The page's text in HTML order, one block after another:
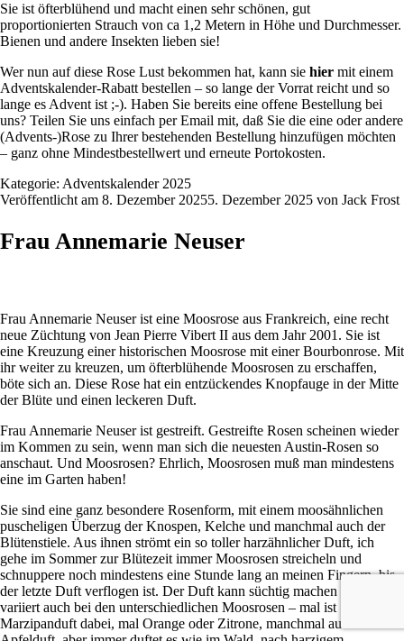
Sie ist öfterblühend und macht einen sehr schönen, gut
proportionierten Strauch von ca 1,2 Metern in Höhe und Durchmesser.
Bienen und andere Insekten lieben sie!
Wer nun auf diese Rose Lust bekommen hat, kann sie hier mit einem
Adventskalender-Rabatt bestellen – so lange der Vorrat reicht und so
lange es Advent ist ;-). Haben Sie bereits eine offene Bestellung bei
uns? Teilen Sie uns einfach per Email mit, daß Sie die eine oder andere
(Advents-)Rose zu Ihrer bestehenden Bestellung hinzufügen möchten
– ganz ohne Mindestbestellwert und erneute Portokosten.
Kategorie: Adventskalender 2025
Veröffentlicht am 8. Dezember 20255. Dezember 2025 von Jack Frost
Frau Annemarie Neuser
Frau Annemarie Neuser ist eine Moosrose aus Frankreich, eine recht
neue Züchtung von Jean Pierre Vibert II aus dem Jahr 2001. Sie ist
eine Kreuzung einer historischen Moosrose mit einer Bourbonrose. Mit
ihr weiter zu kreuzen, um öfterblühende Moosrosen zu erschaffen,
böte sich an. Diese Rose hat ein entzückendes Knopfauge in der Mitte
der Blüte und einen leckeren Duft.
Frau Annemarie Neuser ist gestreift. Gestreifte Rosen scheinen wieder
im Kommen zu sein, wenn man sich die neuesten Austin-Rosen so
anschaut. Und Moosrosen? Ehrlich, Moosrosen muß man mindestens
eine im Garten haben!
Sie sind eine ganz besondere Rosenform, mit einem moosähnlichen
puscheligen Überzug der Knospen, Kelche und manchmal auch der
Blütenstiele. Aus ihnen strömt ein so toller harzähnlicher Duft, ich
gehe im Sommer zur Blütezeit immer Moosrosen streicheln und
schnuppere noch mindestens eine Stunde lang an meinen Fingern, bis
der letzte Duft verflogen ist. Der Duft kann süchtig machen und
variiert auch bei den unterschiedlichen Moosrosen – mal ist
Marzipanduft dabei, mal Orange oder Zitrone, manchmal auch